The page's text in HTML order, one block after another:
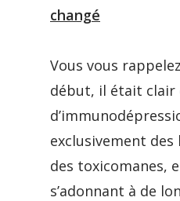
changé
Vous vous
début, il était clair
exclusivement des
des toxicomanes,
s’adonnant à de